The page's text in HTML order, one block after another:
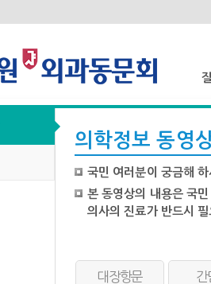
의학정보 동영
국민 여러분이 궁금해
본 동영상의 내용은 국
의사의 진료가 반드시
대장항문 간